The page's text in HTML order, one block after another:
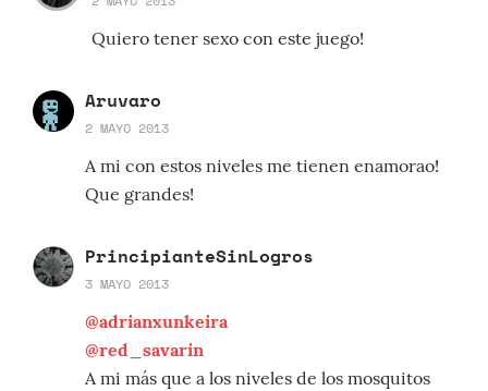
Quiero tener sexo con este juego!
Aruvaro
2 MAYO 2013
A mi con estos niveles me tienen enamorao!
Que grandes!
PrincipianteSinLogros
3 MAYO 2013
@adrianxunkeira
@red_savarin
A mi más que a los niveles de los mosquitos